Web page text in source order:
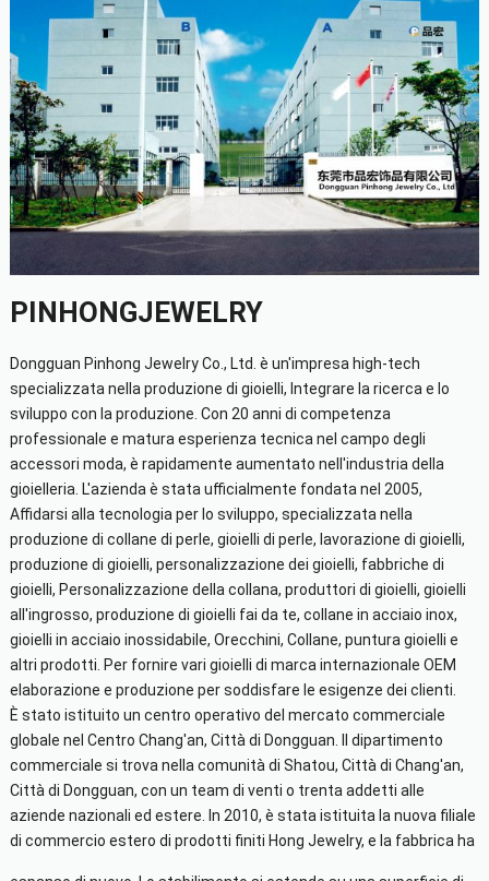
PINHONGJEWELRY
Dongguan Pinhong Jewelry Co., Ltd. è un'impresa high-tech
specializzata nella produzione di gioielli, Integrare la ricerca e lo
sviluppo con la produzione. Con 20 anni di competenza
professionale e matura esperienza tecnica nel campo degli
accessori moda, è rapidamente aumentato nell'industria della
gioielleria. L'azienda è stata ufficialmente fondata nel 2005,
Affidarsi alla tecnologia per lo sviluppo, specializzata nella
produzione di collane di perle, gioielli di perle, lavorazione di gioielli,
produzione di gioielli, personalizzazione dei gioielli, fabbriche di
gioielli, Personalizzazione della collana, produttori di gioielli, gioielli
all'ingrosso, produzione di gioielli fai da te, collane in acciaio inox,
gioielli in acciaio inossidabile, Orecchini, Collane, puntura gioielli e
altri prodotti. Per fornire vari gioielli di marca internazionale OEM
elaborazione e produzione per soddisfare le esigenze dei clienti.
È stato istituito un centro operativo del mercato commerciale
globale nel Centro Chang'an, Città di Dongguan. Il dipartimento
commerciale si trova nella comunità di Shatou, Città di Chang'an,
Città di Dongguan, con un team di venti o trenta addetti alle
aziende nazionali ed estere. In 2010, è stata istituita la nuova filiale
di commercio estero di prodotti finiti Hong Jewelry, e la fabbrica ha